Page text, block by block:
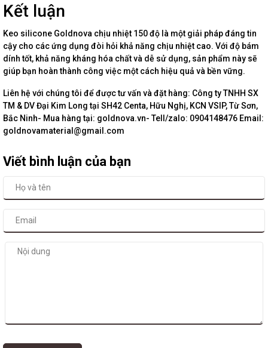
Kết luận
Keo silicone Goldnova chịu nhiệt 150 độ là một giải pháp đáng tin
cậy cho các ứng dụng đòi hỏi khả năng chịu nhiệt cao. Với độ bám
dính tốt, khả năng kháng hóa chất và dễ sử dụng, sản phẩm này sẽ
giúp bạn hoàn thành công việc một cách hiệu quả và bền vững.
Liên hệ với chúng tôi để được tư vấn và đặt hàng: Công ty TNHH SX
TM & DV Đại Kim Long tại SH42 Centa, Hữu Nghị, KCN VSIP, Từ Sơn,
Bắc Ninh- Mua hàng tại: goldnova.vn- Tell/zalo: 0904148476 Email:
goldnovamaterial@gmail.com
Viết bình luận của bạn